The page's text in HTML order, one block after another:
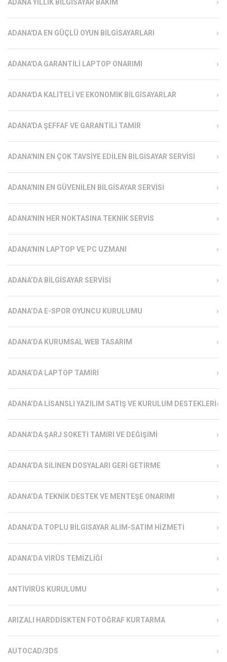
ADANA YILLIK BILGISAYAR BAKIM
ADANA'DA EN GÜÇLÜ OYUN BILGISAYARLARI
ADANA'DA GARANTILI LAPTOP ONARIMI
ADANA'DA KALITELI VE EKONOMIK BILGISAYARLAR
ADANA'DA ŞEFFAF VE GARANTILI TAMIR
ADANA'NIN EN ÇOK TAVSIYE EDILEN BILGISAYAR SERVISI
ADANA'NIN EN GÜVENILEN BILGISAYAR SERVISI
ADANA'NIN HER NOKTASINA TEKNIK SERVIS
ADANA'NIN LAPTOP VE PC UZMANI
ADANA’DA BILGISAYAR SERVISI
ADANA’DA E-SPOR OYUNCU KURULUMU
ADANA’DA KURUMSAL WEB TASARIM
ADANA’DA LAPTOP TAMIRI
ADANA’DA LISANSLI YAZILIM SATIŞ VE KURULUM DESTEKLERI
ADANA’DA ŞARJ SOKETI TAMIRI VE DEĞIŞIMI
ADANA’DA SILINEN DOSYALARI GERI GETIRME
ADANA’DA TEKNIK DESTEK VE MENTEŞE ONARIMI
ADANA’DA TOPLU BILGISAYAR ALIM-SATIM HIZMETI
ADANA’DA VIRÜS TEMIZLIĞI
ANTIVIRÜS KURULUMU
ARIZALI HARDDISKTEN FOTOĞRAF KURTARMA
AUTOCAD/3DS